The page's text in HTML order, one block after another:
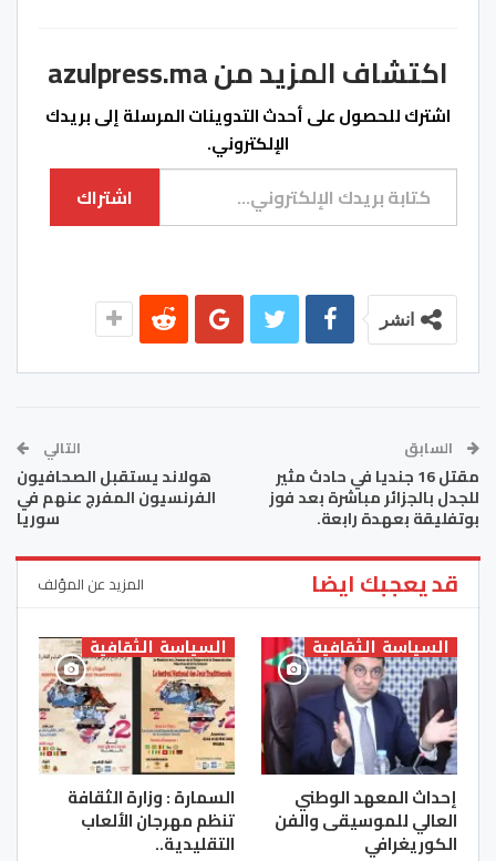
اكتشاف المزيد من azulpress.ma
اشترك للحصول على أحدث التدوينات المرسلة إلى بريدك
الإلكتروني.
كتابة بريدك الإلكتروني...
اشتراك
انشر
السابق
مقتل 16 جنديا في حادث مثير
للجدل بالجزائر مباشرة بعد فوز
بوتفليقة بعهدة رابعة.
التالي
هولاند يستقبل الصحافيون
الفرنسيون المفرج عنهم في
سوريا
قد يعجبك ايضا المزيد عن المؤلف
السياسة الثقافية
إحداث المعهد الوطني
العالي للموسيقى والفن
الكوريغرافي
السياسة الثقافية
السمارة : وزارة الثقافة
تنظم مهرجان الألعاب
التقليدية..